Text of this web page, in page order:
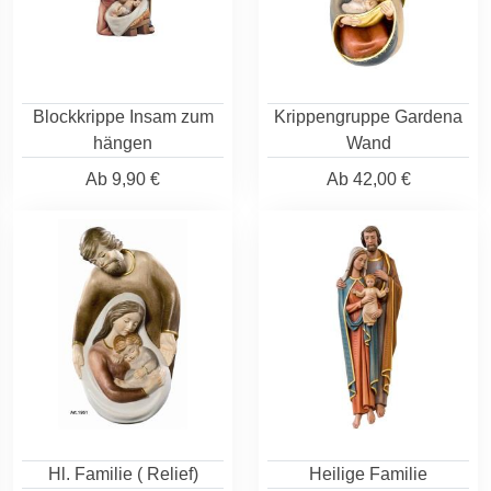
Blockkrippe Insam zum
hängen
Ab 9,90 €
Krippengruppe Gardena
Wand
Ab42,00 €
Hl. Familie ( Relief) Heilige Familie